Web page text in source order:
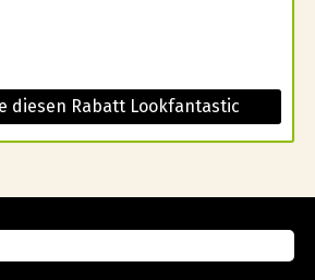
diesen Rabatt Lookfantastic